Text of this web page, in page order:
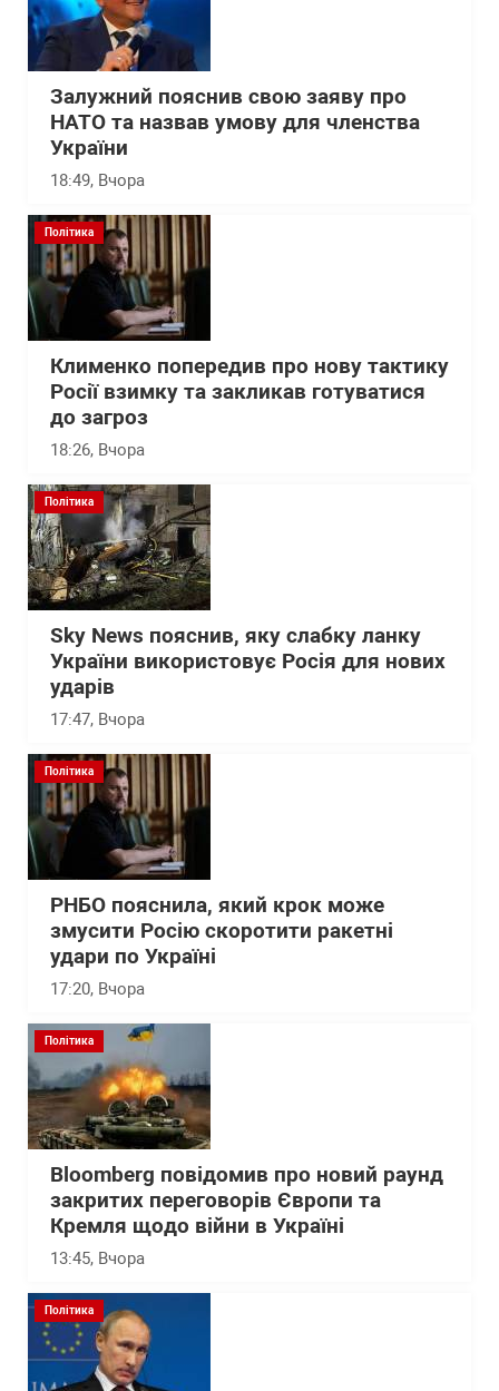
Залужний пояснив свою заяву про
НАТО та назвав умову для членства
України
18:49, Вчора
Політика
Клименко попередив про нову тактику
Росії взимку та закликав готуватися
до загроз
18:26, Вчора
Політика
Sky News пояснив, яку слабку ланку
України використовує Росія для нових
ударів
17:47, Вчора
Політика
РНБО пояснила, який крок може
змусити Росію скоротити ракетні
удари по Україні
17:20, Вчора
Політика
Bloomberg повідомив про новий раунд
закритих переговорів Європи та
Кремля щодо війни в Україні
13:45, Вчора
Політика